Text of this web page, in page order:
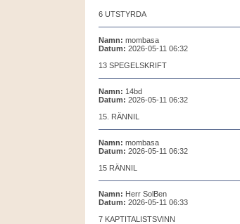
6 UTSTYRDA
Namn: mombasa
Datum: 2026-05-11 06:32
13 SPEGELSKRIFT
Namn: 14bd
Datum: 2026-05-11 06:32
15. RÄNNIL
Namn: mombasa
Datum: 2026-05-11 06:32
15 RÄNNIL
Namn: Herr SolBen
Datum: 2026-05-11 06:33
7 KAPTITALISTSVINN